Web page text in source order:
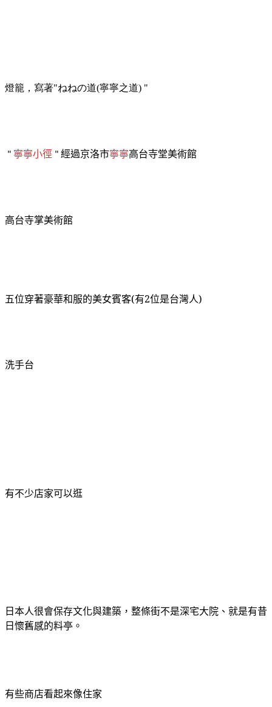
燈籠，寫著"ねねの道(寧寧之道) "
" 寧寧小徑 " 經過京洛市寧寧高台寺堂美術館
高台寺掌美術館
五位穿著豪華和服的美女賓客(有2位是台灣人)
洗手台
有不少店家可以逛
日本人很會保存文化與建築， 整條街不是深宅大院、就是有昔
日懷舊感的料亭。
有些商店看起來像住家